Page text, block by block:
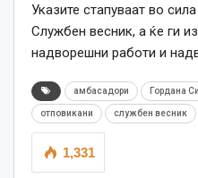
Указите стапуваат во
Службен весник, а ќе ги
надворешни работи и
амбасадори Гордана
отповикани службен весник
1,331